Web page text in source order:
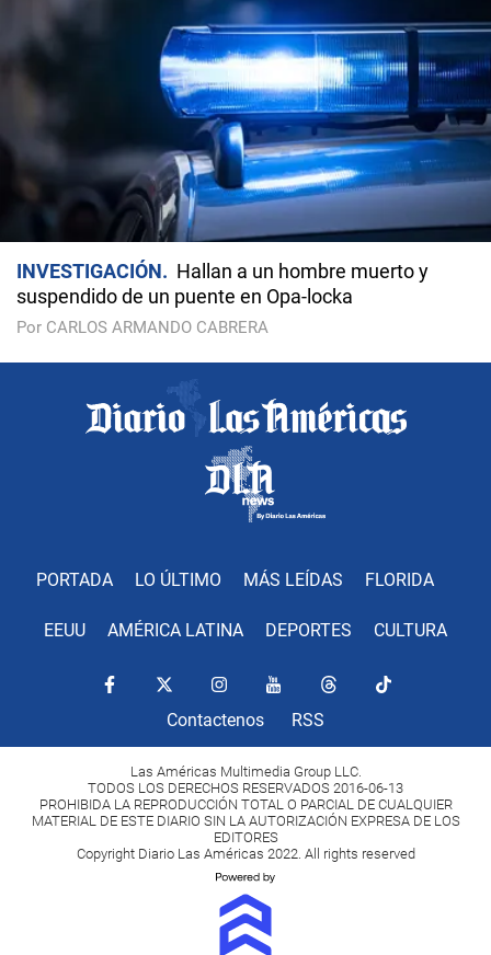
INVESTIGACIÓN
Hallan a un hombre muerto y
suspendido de un puente en Opa-locka
Por CARLOS ARMANDO CABRERA
PORTADA LO ÚLTIMO MÁS LEÍDAS FLORIDA
EEUU AMÉRICA LATINA DEPORTES CULTURA
Contactenos RSS
Las Américas Multimedia Group LLC.
TODOS LOS DERECHOS RESERVADOS 2016-06-13
PROHIBIDA LA REPRODUCCIÓN TOTAL O PARCIAL DE CUALQUIER
MATERIAL DE ESTE DIARIO SIN LA AUTORIZACIÓN EXPRESA DE LOS
EDITORES
Copyright Diario Las Américas 2022. All rights reserved